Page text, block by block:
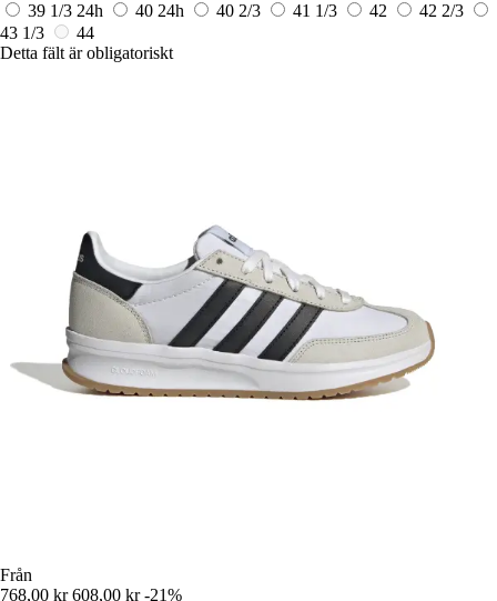
39 1/3 24h 40 24h 40 2/3 41 1/3 42
42 2/3
43 1/3
44
Detta fält är obligatoriskt
Från
768,00 kr 608,00 kr -21%